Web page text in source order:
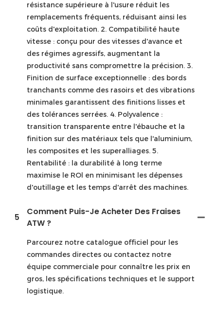
résistance supérieure à l'usure réduit les
remplacements fréquents, réduisant ainsi les
coûts d'exploitation. 2. Compatibilité haute
vitesse : conçu pour des vitesses d'avance et
des régimes agressifs, augmentant la
productivité sans compromettre la précision. 3.
Finition de surface exceptionnelle : des bords
tranchants comme des rasoirs et des vibrations
minimales garantissent des finitions lisses et
des tolérances serrées. 4. Polyvalence :
transition transparente entre l'ébauche et la
finition sur des matériaux tels que l'aluminium,
les composites et les superalliages. 5.
Rentabilité : la durabilité à long terme
maximise le ROl en minimisant les dépenses
d'outillage et les temps d'arrêt des machines.
5
Comment Puis-Je Acheter Des Fraises
ATW ?
Parcourez notre catalogue officiel pour les
commandes directes ou contactez notre
équipe commerciale pour connaître les prix en
gros, les spécifications techniques et le support
logistique.